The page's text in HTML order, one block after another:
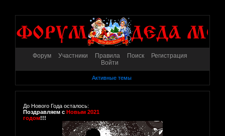
Форум Участники Правила Поиск
Регистрация
Войти
Активные темы
До Нового Года осталось:
Поздравляем с Новым 2021
годом!!!